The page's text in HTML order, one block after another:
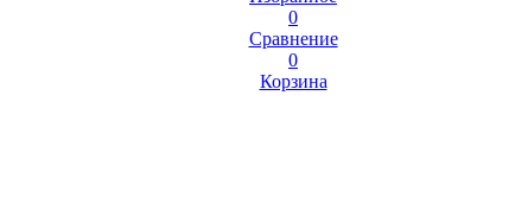
0
Сравнение
0
Корзина